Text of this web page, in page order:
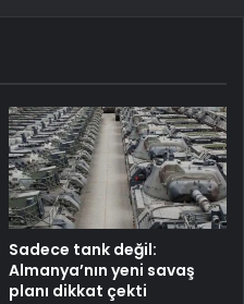
Sadece tank değil:
Almanya’nın yeni savaş
planı dikkat çekti